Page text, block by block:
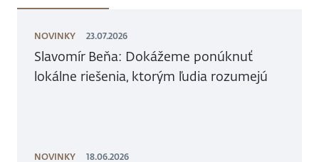
NOVINKY 23.07.2026
Slavomír Beňa: Dokážeme ponúknuť
lokálne riešenia, ktorým ľudia rozumejú
NOVINKY 18.06.2026